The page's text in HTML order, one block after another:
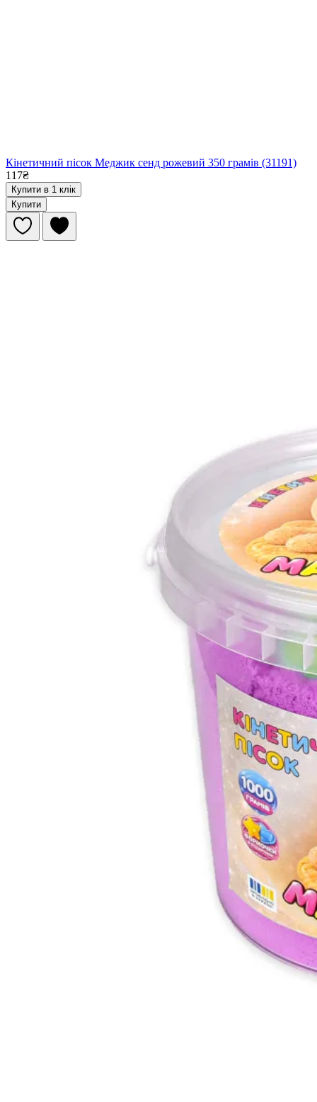
Кінетичний пісок Меджик сенд рожевий 350 грамів (31191)
117₴
Купити в 1 клік
Купити